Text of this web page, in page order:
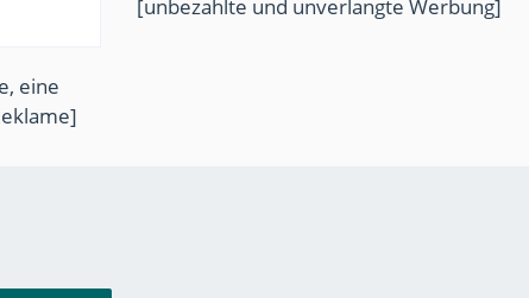
eine
[unbezahlte und unverlangte Werbung]